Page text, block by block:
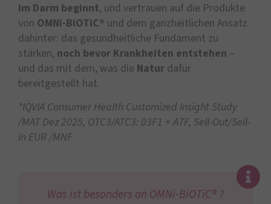
im Darm beginnt, und vertrauen auf die Produkte
von OMNi-BiOTiC® und dem ganzheitlichen Ansatz
dahinter: das gesundheitliche Fundament zu
stärken, noch bevor Krankheiten entstehen –
und das mit dem, was die Natur dafür
bereitgestellt hat.
*IQVIA Consumer Health Customized Insight Study
/MAT Dez 2025, OTC3/ATC3: 03F1 + A7F, Sell-Out/Sell-
in EUR /MNF
Was ist besonders an OMNi-BiOTiC® ?